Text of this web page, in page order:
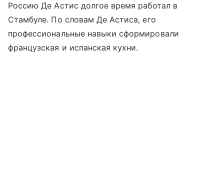
Россию Де Астис долгое время работал в
Стамбуле. По словам Де Астиса, его
профессиональные навыки сформировали
французская и испанская кухни.